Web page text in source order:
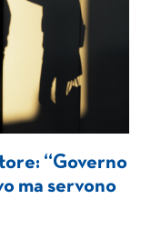
“Governo
ma servono